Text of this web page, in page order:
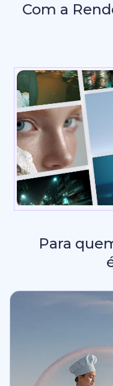
Com a
Intros e
Para